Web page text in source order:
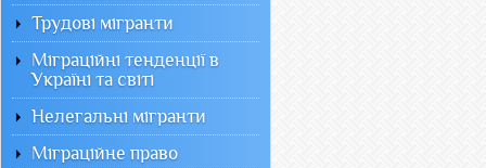
Трудові мігранти
Міграційні тенденції в
Україні та світі
Нелегальні мігранти
Міграційне право